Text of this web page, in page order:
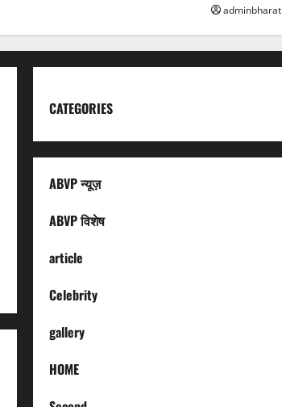
adminbharat
CATEGORIES
ABVP न्यूज़
ABVP विशेष
article
Celebrity
gallery
HOME